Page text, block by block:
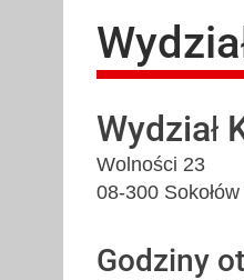
Wydział
Wolności 23
08-300
Godziny